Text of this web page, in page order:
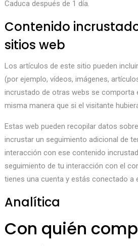
Caduca después de 1 día.
Contenido
sitios web
Los artículos de este sitio pueden
(por ejemplo, vídeos, imágenes,
incrustado de otras webs se comporta
misma manera que si el visitante
Estas web pueden recopilar datos
incrustar un seguimiento adicional de
interacción con ese contenido
seguimiento de tu interacción con el
tienes una cuenta y estás conectado a
Analítica
Con quién